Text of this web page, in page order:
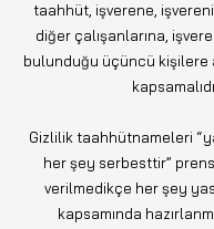
taahhüt, işverene,
diğer çalışanlarına,
bulunduğu üçüncü kişilere
Gizlilik taahhütnameleri
her şey serbesttir”
verilmedikçe her şey
kapsamında